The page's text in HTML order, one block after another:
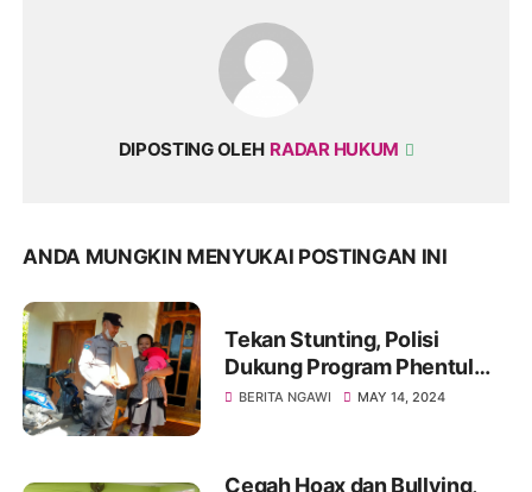
DIPOSTING OLEH RADAR HUKUM
ANDA MUNGKIN MENYUKAI POSTINGAN INI
Tekan Stunting, Polisi
Dukung Program Phentul
Melikan di Ngawi
BERITA NGAWI MAY 14, 2024
Cegah Hoax dan Bullying,